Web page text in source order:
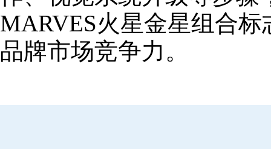
MARVES火星金星组合
品牌市场竞争力。